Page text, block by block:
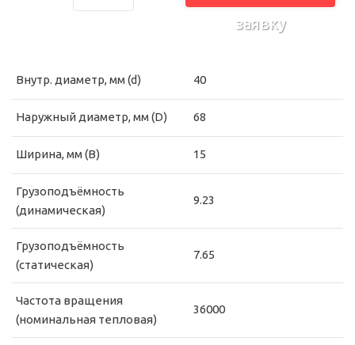
заявку
Внутр. диаметр, мм (d) 40
Наружный диаметр, мм (D) 68
Ширина, мм (B) 15
Грузоподъёмность
(динамическая)
9.23
Грузоподъёмность
(статическая)
7.65
Частота вращения
(номинальная тепловая)
36000